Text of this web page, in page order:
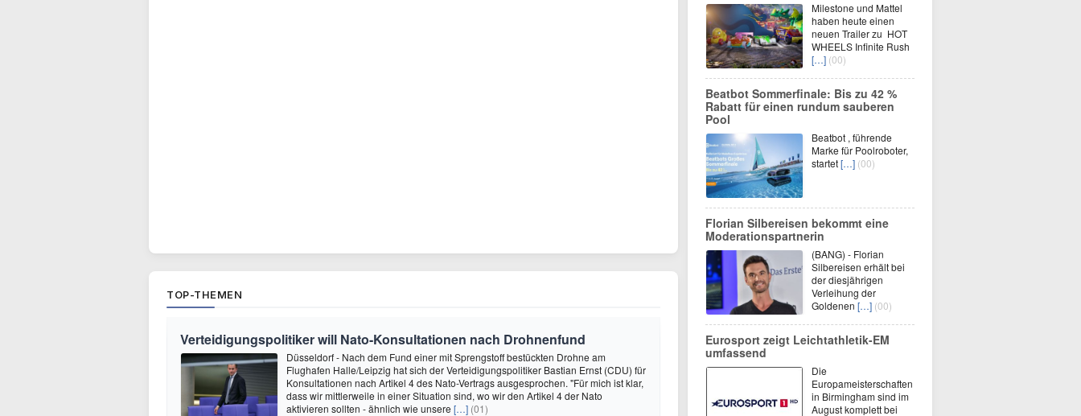
TOP-THEMEN
Verteidigungspolitiker will Nato-Konsultationen nach Drohnenfund
Düsseldorf - Nach dem Fund einer mit Sprengstoff bestückten Drohne am
Flughafen Halle/Leipzig hat sich der Verteidigungspolitiker Bastian Ernst (CDU) für
Konsultationen nach Artikel 4 des Nato-Vertrags ausgesprochen. "Für mich ist klar,
dass wir mittlerweile in einer Situation sind, wo wir den Artikel 4 der Nato
aktivieren sollten - ähnlich wie unsere […] (01)
Milestone und Mattel
haben heute einen
neuen Trailer zu HOT
WHEELS Infinite Rush
[…] (00)
Beatbot Sommerfinale: Bis zu 42 %
Rabatt für einen rundum sauberen
Pool
Beatbot , führende
Marke für Poolroboter,
startet[…] (00)
Florian Silbereisen bekommt eine
Moderationspartnerin
(BANG) - Florian
Silbereisen erhält bei
der diesjährigen
Verleihung der
Goldenen […] (00)
Eurosport zeigt Leichtathletik-EM
umfassend
Die
Europameisterschaften
in Birmingham sind im
August komplett bei